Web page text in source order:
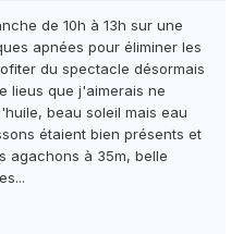
de 10h à 13h sur une
apnées pour éliminer les
du spectacle désormais
lieus que j'aimerais ne
beau soleil mais eau
étaient bien présents et
agachons à 35m, belle